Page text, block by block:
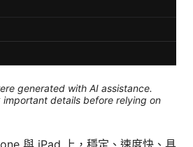
generated with AI assistance.
details before relying on
與 iPad 上，穩定、速度快、具